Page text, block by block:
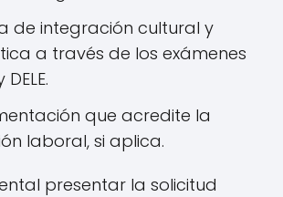
de integración cultural y
a través de los exámenes
DELE.
que acredite la
laboral, si aplica.
presentar la solicitud